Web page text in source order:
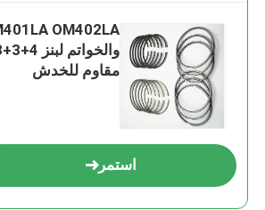
مقاوم للخدش
استمر